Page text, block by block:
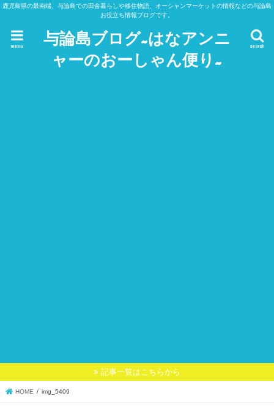
鹿児島県の最南端、与論島での田舎暮らしや移住物語、オーシャンマーケットの情報などの与論島
お役立ち情報ブログです。
与論島ブログ~はなアンニ
ャーのおーしゃん便り~
search
menu
記事一覧はこちらから
HOME img_5409